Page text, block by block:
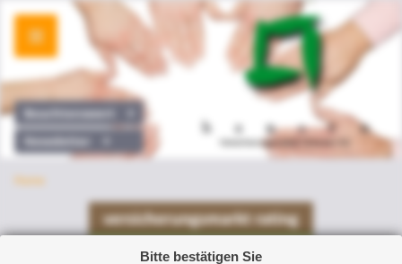
Bitte bestätigen Sie
Beachtenswert
Newsletter
Home